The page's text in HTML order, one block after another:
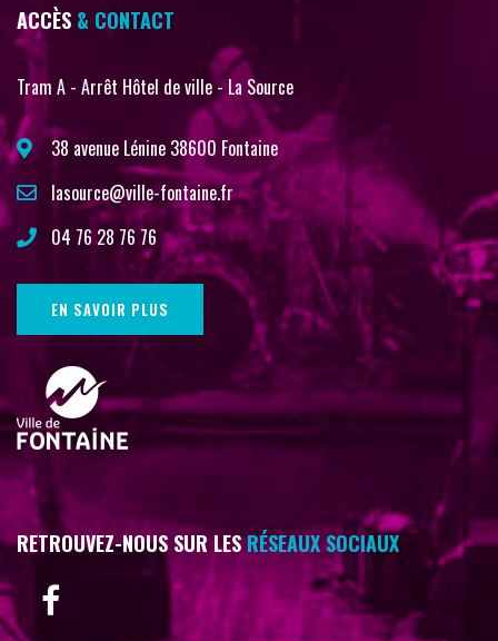
ACCÈS & CONTACT
Tram A - Arrêt Hôtel de ville - La Source
38 avenue Lénine 38600 Fontaine
lasource@ville-fontaine.fr
04 76 28 76 76
EN SAVOIR PLUS
RETROUVEZ-NOUS SUR LESRÉSEAUX SOCIAUX